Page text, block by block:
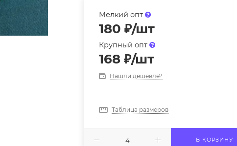
Мелкий опт
180 ₽/шт
Крупный опт
168 ₽/шт
Нашли дешевле?
Таблица размеров
В КОРЗИНУ